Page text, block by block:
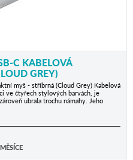
C KABELOVÁ
GREY)
myš - stříbrná (Cloud Grey) Kabelová
ve čtyřech stylových barvách, je
ubrala trochu námahy. Jeho